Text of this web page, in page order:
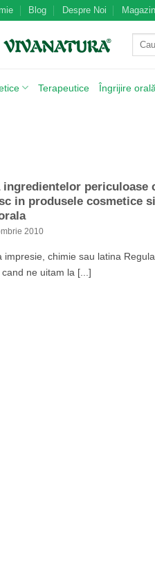
Blog Despre Noi
Caută
Terapeutice Îngrijire orală
ingredientelor periculoase
in produsele cosmetice
2010
impresie, chimie sau latina
ne uitam la [...]